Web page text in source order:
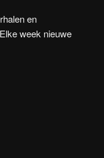
en
week nieuwe